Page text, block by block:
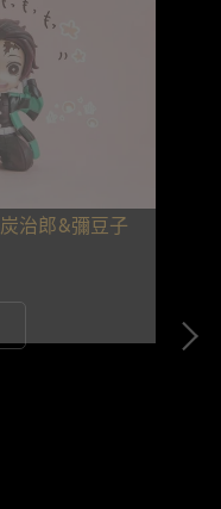
炭治郎&彌豆子